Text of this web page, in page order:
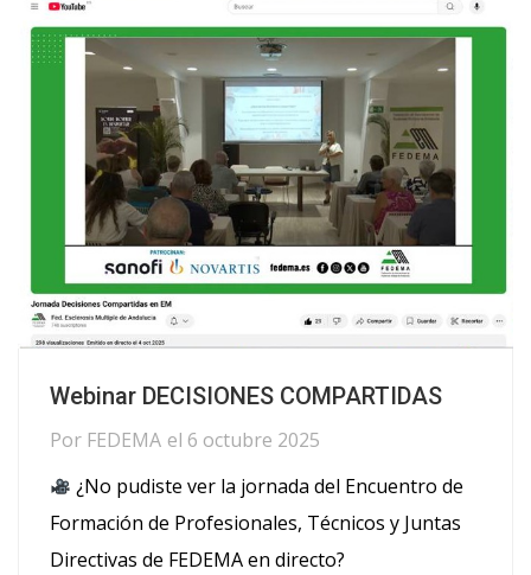
Webinar DECISIONES COMPARTIDAS
Por FEDEMA el 6 octubre 2025
¿No pudiste ver la jornada del Encuentro de
Formación de Profesionales, Técnicos y Juntas
Directivas de FEDEMA en directo?